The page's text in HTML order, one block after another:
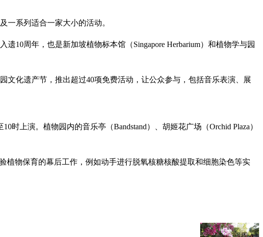
一系列适合一家大小的活动。
10周年，也是新加坡植物标本馆（Singapore Herbarium）和植物学与园
文化遗产节，推出超过40项免费活动，让公众参与，包括音乐表演、展
上演。植物园内的音乐亭（Bandstand）、胡姬花广场（Orchid Plaza）
植物保育的幕后工作，例如动手进行脱氧核糖核酸提取和细胞染色等实